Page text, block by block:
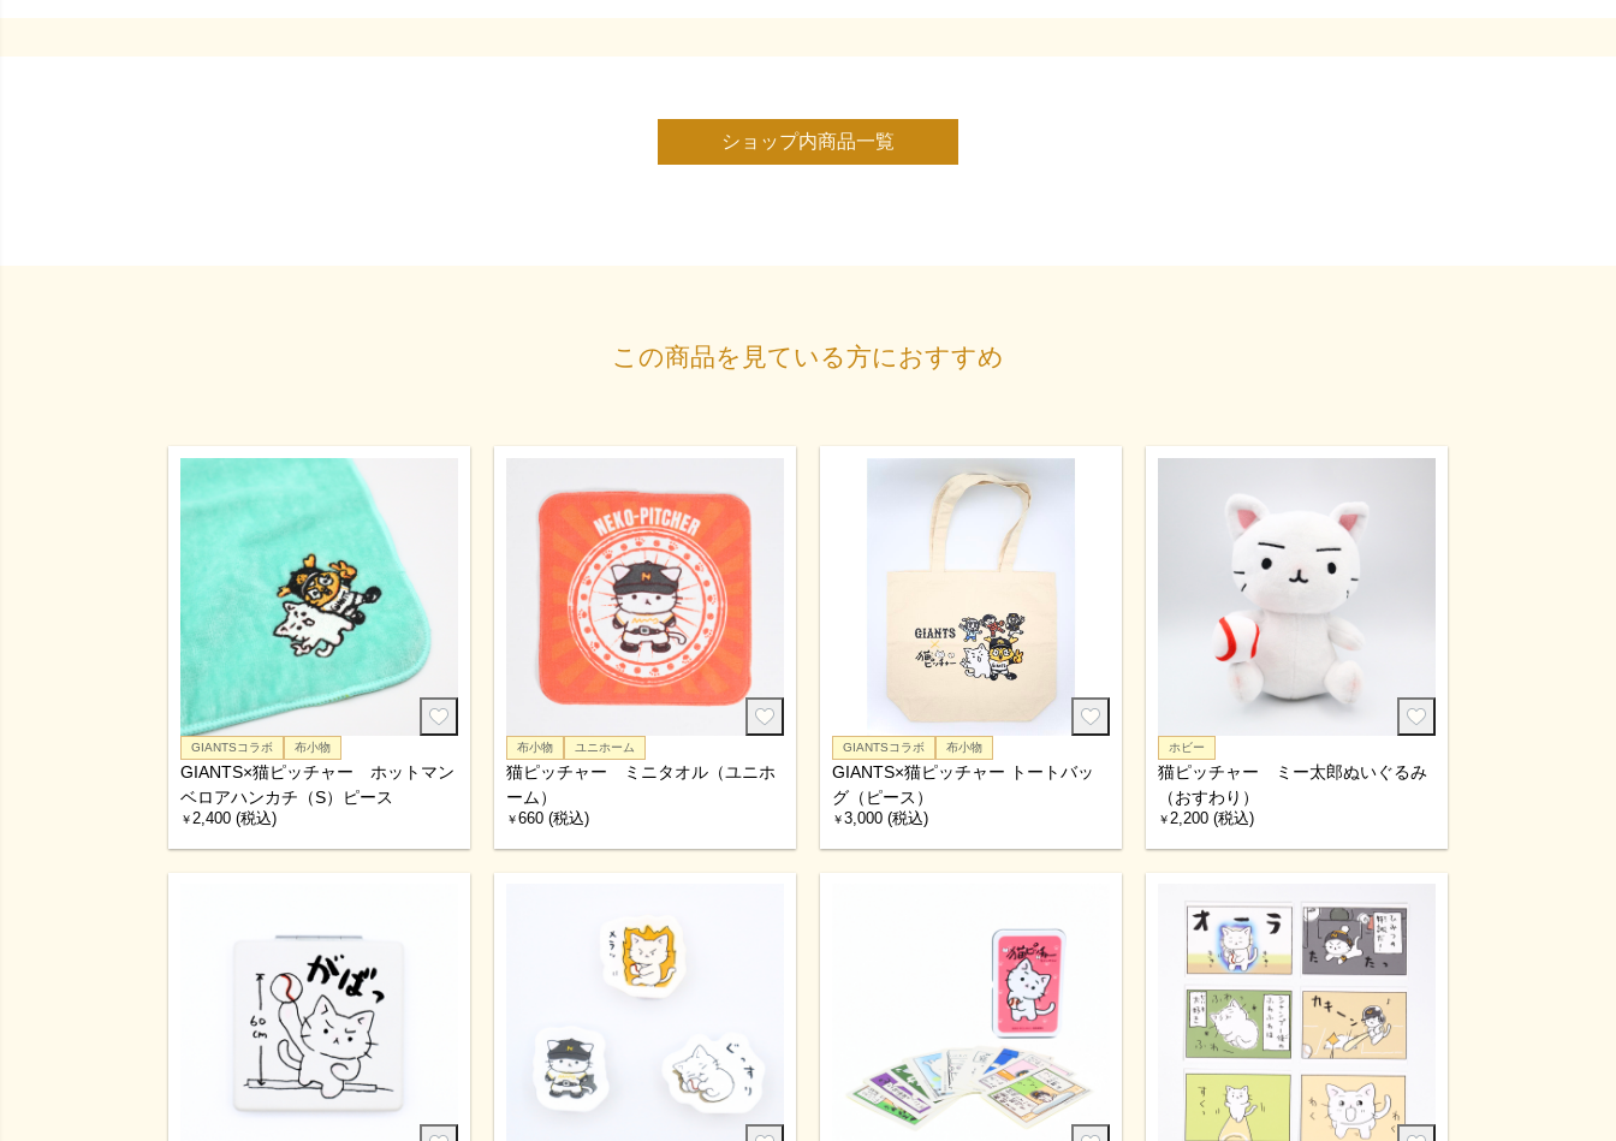
ショップ内商品一覧
この商品を見ている方におすすめ
GIANTSコラボ 布小物
GIANTS×猫ピッチャー ホットマン
ベロアハンカチ（S）ピース
￥ 2,400 (税込)
布小物 ユニホーム
猫ピッチャー ミニタオル（ユニホ
ーム）
￥660 (税込)
GIANTSコラボ 布小物
GIANTS×猫ピッチャー トートバッ
グ（ピース）
￥3,000 (税込)
ホビー
猫ピッチャー ミー太郎ぬいぐるみ
（おすわり）
￥ 2,200 (税込)